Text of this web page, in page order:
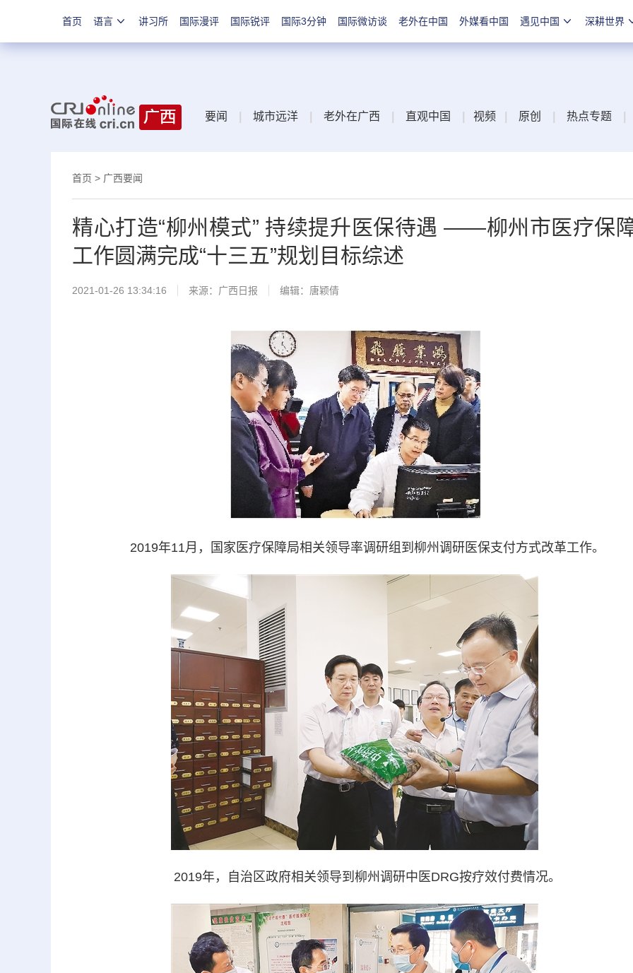
首页 语言 讲习所 国际漫评 国际锐评 国际3分钟 国际微访谈 老外在中国 外媒看中国 遇见中国 深耕世界
要闻 城市远洋 老外在广西 直观中国 视频 原创 热点专题
首页 > 广西要闻
精心打造“柳州模式” 持续提升医保待遇 ——柳州市医疗保
工作圆满完成“十三五”规划目标综述
2021-01-26 13:34:16 来源： 广西日报 编辑：唐颖倩
2019年11月，国家医疗保障局相关领导率调研组到柳州调研医保支付方式改革工作。
2019年，自治区政府相关领导到柳州调研中医DRG按疗效付费情况。